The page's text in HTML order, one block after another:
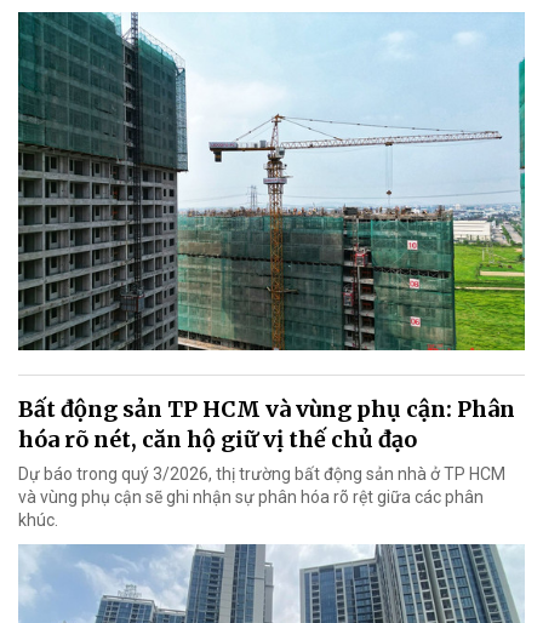
Bất động sản TP HCM và vùng phụ cận: Phân
hóa rõ nét, căn hộ giữ vị thế chủ đạo
Dự báo trong quý 3/2026, thị trường bất động sản nhà ở TP HCM
và vùng phụ cận sẽ ghi nhận sự phân hóa rõ rệt giữa các phân
khúc.